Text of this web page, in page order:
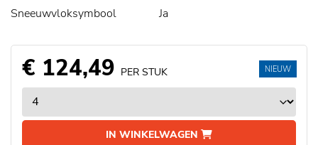
Sneeuwvloksymbool
Ja
€ 124,49 PER STUK
IN WINKELWAGEN
NIEUW